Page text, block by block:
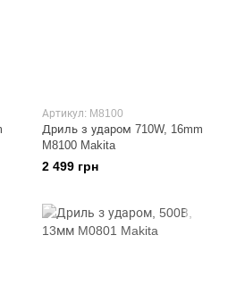
Артикул: M8100
Дриль з ударом 710W, 16mm
M8100 Makita
2 499 грн